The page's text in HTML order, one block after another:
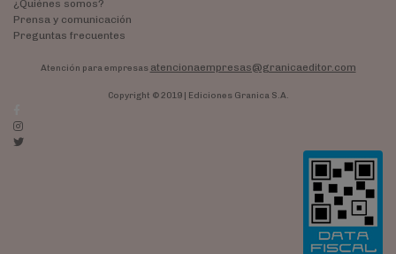
¿Quiénes somos?
Prensa y comunicación
Preguntas frecuentes
Atención para empresas atencionaempresas@granicaeditor.com
Copyright © 2019 | Ediciones Granica S.A.